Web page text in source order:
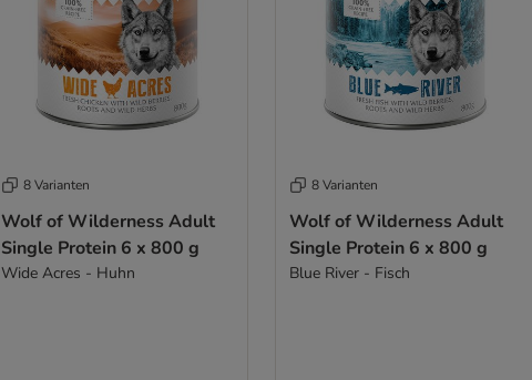
8 Varianten
Wolf of Wilderness Adult
Single Protein 6 x 800 g
Wide Acres - Huhn
8 Varianten
Wolf of Wilderness Adult
Single Protein 6 x 800 g
Blue River - Fisch